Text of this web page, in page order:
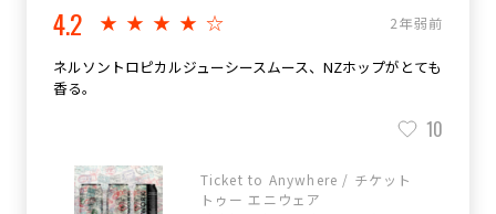
4.2 ★★★★☆ 2年弱前
ネルソントロピカルジューシースムース、NZホップがとても
香る。
10
Ticket to Anywhere / チケット
トゥー エニウェア